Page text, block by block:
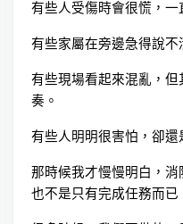
有些人受傷時會很慌，一
有些家屬在旁邊急得說不
有些現場看起來混亂，
奏。
有些人明明很害怕，卻還
那時候我才慢慢明白，消
也不是只有完成任務而已